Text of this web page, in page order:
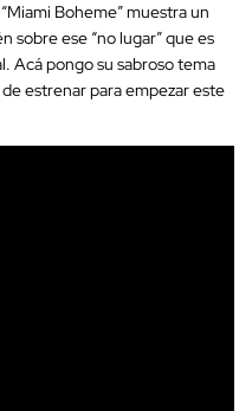
Boheme” muestra un
sobre ese “no lugar” que es
Acá pongo su sabroso tema
estrenar para empezar este